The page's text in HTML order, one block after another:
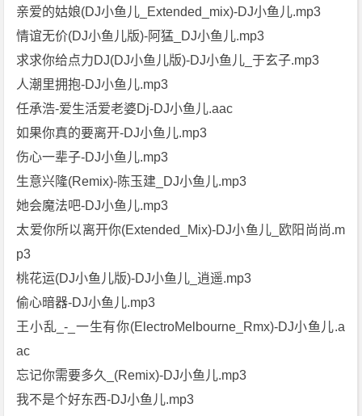
亲爱的姑娘(DJ小鱼儿_Extended_mix)-DJ小鱼儿.mp3
情谊无价(DJ小鱼儿版)-阿猛_DJ小鱼儿.mp3
求求你给点力DJ(DJ小鱼儿版)-DJ小鱼儿_于玄子.mp3
人潮里拥抱-DJ小鱼儿.mp3
任承浩-爱生活爱老婆Dj-DJ小鱼儿.aac
如果你真的要离开-DJ小鱼儿.mp3
伤心一辈子-DJ小鱼儿.mp3
生意兴隆(Remix)-陈玉建_DJ小鱼儿.mp3
她会魔法吧-DJ小鱼儿.mp3
太爱你所以离开你(Extended_Mix)-DJ小鱼儿_欧阳尚尚.m
p3
桃花运(DJ小鱼儿版)-DJ小鱼儿_逍遥.mp3
偷心暗器-DJ小鱼儿.mp3
王小乱_-_一生有你(ElectroMelbourne_Rmx)-DJ小鱼儿.a
ac
忘记你需要多久_(Remix)-DJ小鱼儿.mp3
我不是个好东西-DJ小鱼儿.mp3